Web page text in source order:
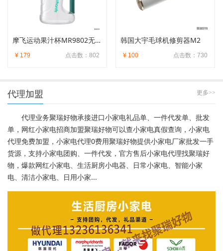
摩飞运动果汁杯MR9802无线充电双盖榨汁杯户外大容量
点击数：802
¥ 179
韩国大宇毛球机修剪器M2
点击数：730
¥ 100
更多>>
代理加盟
代理业务聚瑞好物承接进口小家电礼品单、一件代发单、批发
单，网红小家电招商加盟聚瑞好物可以查小家电真假查询，小家电
代理免费加盟，小家电代理0费用聚瑞好物提供小家电厂家批发一手
货源，支持小家电团购、一件代发，官方售后小家电代理找聚瑞好
物，爆款网红小家电、生活厨房小电器、日常小家电、智能小家
电、清洁小家电、日用小家...